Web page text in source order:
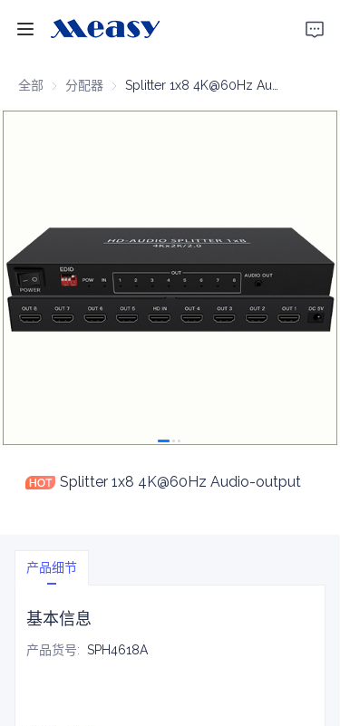
全部 分配器 分配器
Splitter 1x8 4K@60Hz Audio-output
产品细节
基本信息
产品货号: SPH4618A
首页
支持